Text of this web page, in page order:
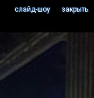
закрыть
cлайд-шоу